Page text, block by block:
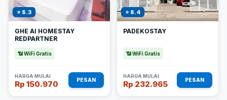
⭐ 8.3
GHE AI HOMESTAY
REDPARTNER
📶 WiFi Gratis
HARGA MULAI
Rp 150.970 PESAN
⭐ 8.4
PADEKOSTAY
📶 WiFi Gratis
HARGA MULAI
Rp 232.965 PESAN